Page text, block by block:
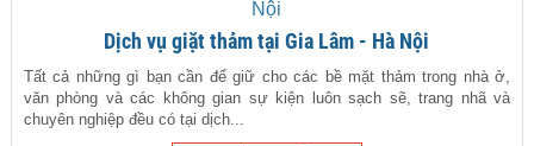
Dịch vụ giặt thảm tại Gia Lâm - Hà Nội
Tất cả những gì bạn cần để giữ cho các bề mặt thảm trong nhà ở,
văn phòng và các không gian sự kiện luôn sạch sẽ, trang nhã và
chuyên nghiệp đều có tại dịch...